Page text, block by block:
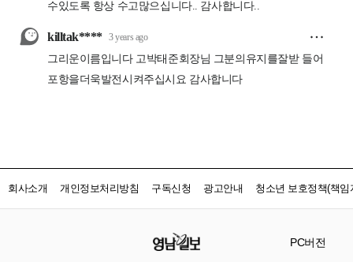
회사소개 개인정보처리방침 구독신청 광고안내 청소년 보호정책(책임
PC버전